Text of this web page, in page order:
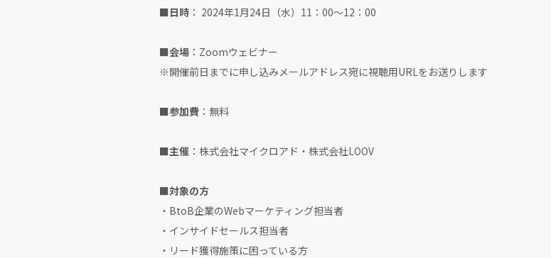
■日時 ： 2024年1月24日（水）11：00～12：00
■会場 ：Zoomウェビナー
※開催前日までに申し込みメールアドレス宛に視聴用URLをお送りします
■参加費 ：無料
■主催 ：株式会社マイクロアド・株式会社LOOV
■対象の方
・BtoB企業のWebマーケティング担当者
・インサイドセールス担当者
・リード獲得施策に困っている方